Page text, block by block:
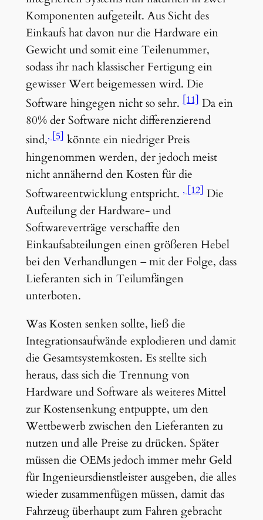
Komponenten aufgeteilt. Aus Sicht des
Einkaufs hat davon nur die Hardware ein
Gewicht und somit eine Teilenummer,
sodass ihr nach klassischer Fertigung ein
gewisser Wert beigemessen wird. Die
Software hingegen nicht so sehr.[11] Da ein
80% der Software nicht differenzierend
sind, [5] könnte ein niedriger Preis
hingenommen werden, der jedoch meist
nicht annähernd den Kosten für die
Softwareentwicklung entspricht.
[12] Die
Aufteilung der Hardware- und
Softwareverträge verschaffte den
Einkaufsabteilungen einen größeren Hebel
bei den Verhandlungen – mit der Folge, dass
Lieferanten sich in Teilumfängen
unterboten.
Was Kosten senken sollte, ließ die
Integrationsaufwände explodieren und damit
die Gesamtsystemkosten. Es stellte sich
heraus, dass sich die Trennung von
Hardware und Software als weiteres Mittel
zur Kostensenkung entpuppte, um den
Wettbewerb zwischen den Lieferanten zu
nutzen und alle Preise zu drücken. Später
müssen die OEMs jedoch immer mehr Geld
für Ingenieursdienstleister ausgeben, die alles
wieder zusammenfügen müssen, damit das
Fahrzeug überhaupt zum Fahren gebracht